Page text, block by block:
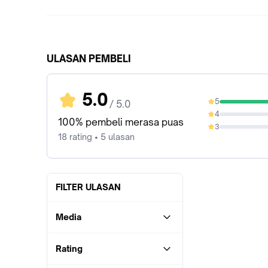
ULASAN PEMBELI
5.0 / 5.0
100% pembeli merasa puas
18 rating • 5 ulasan
5
100%
4
0%
3
0%
FILTER ULASAN
Media
Rating